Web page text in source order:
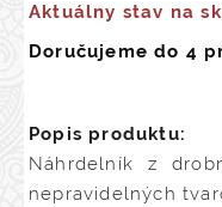
Aktuálny stav na
Doručujeme do 4
Popis produktu:
Náhrdelník z
nepravidelných